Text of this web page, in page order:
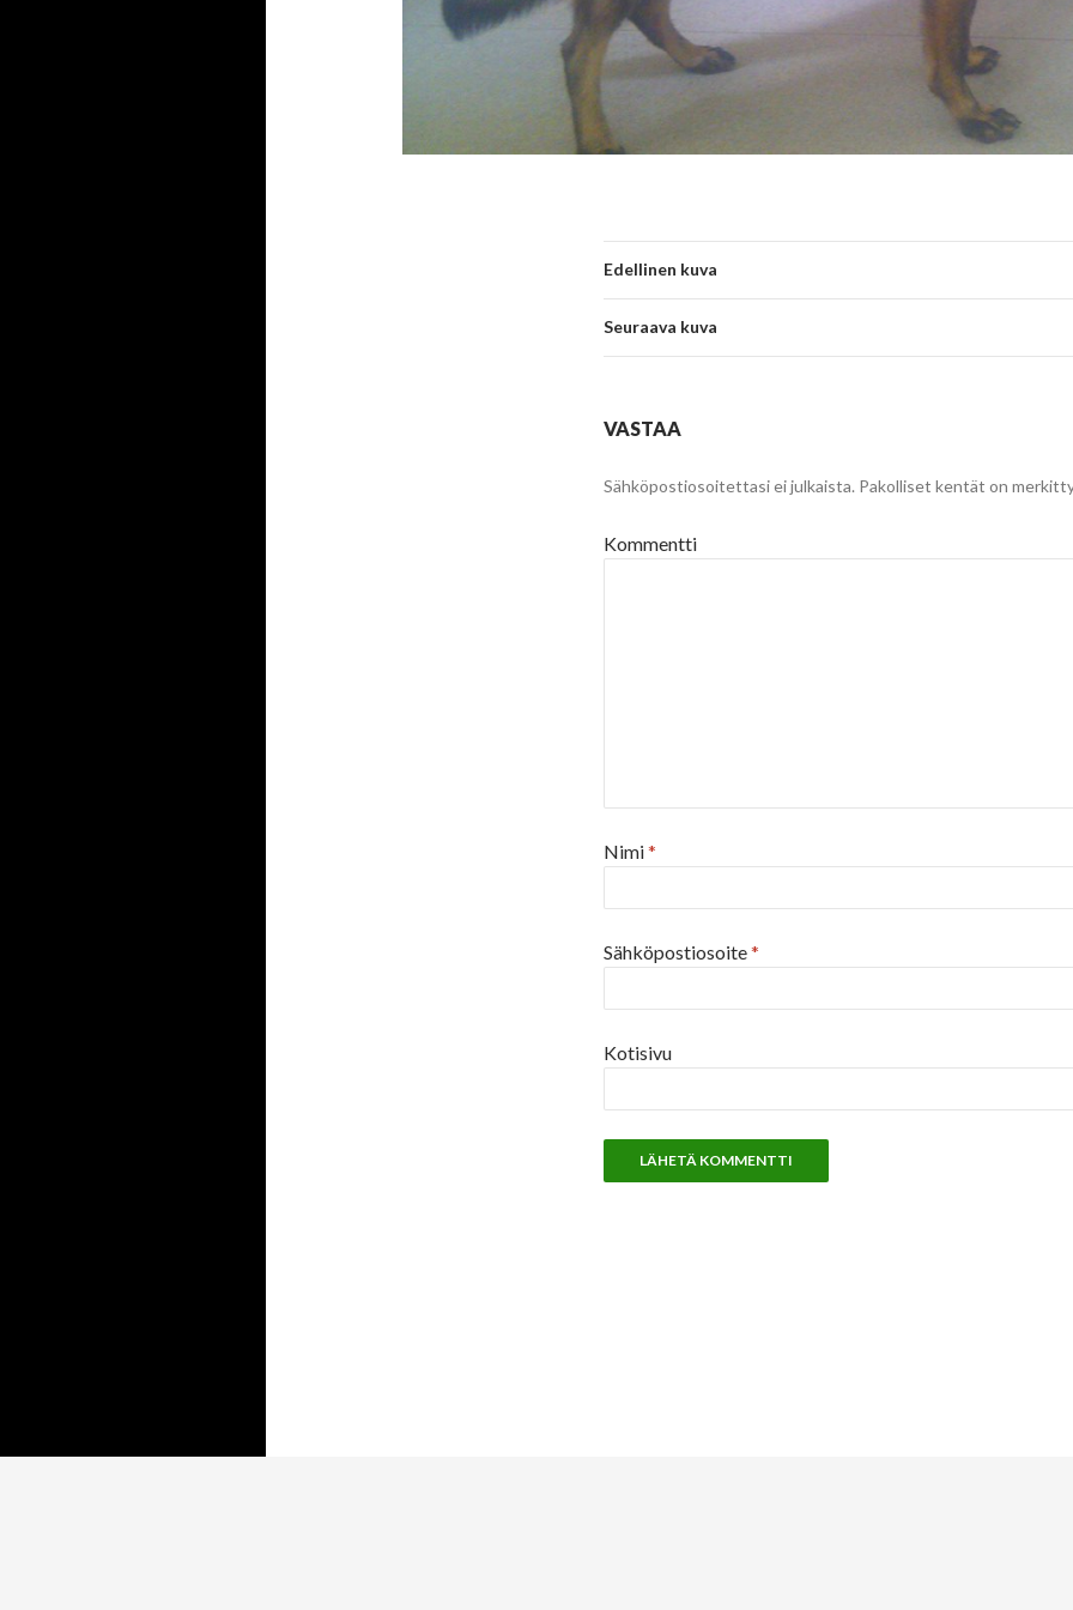
Edellinen kuva
Seuraava kuva
VASTAA
Sähköpostiosoitettasi ei julkaista. Pakolliset kentät on
Kommentti
Nimi*
Sähköpostiosoite*
Kotisivu